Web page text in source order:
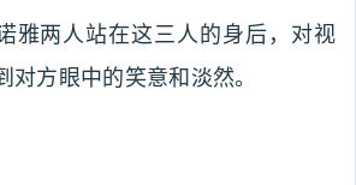
雅两人站在这三人的身后，对视
对方眼中的笑意和淡然。